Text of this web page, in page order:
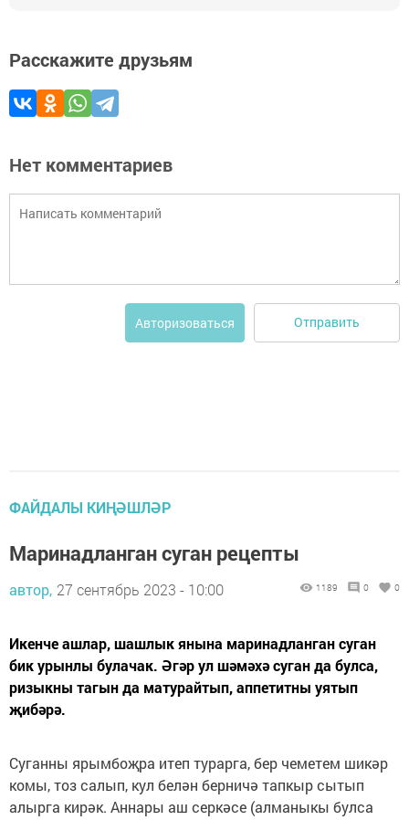
Расскажите друзьям
Нет комментариев
Авторизоваться Отправить
ФАЙДАЛЫ КИҢӘШЛӘР
Маринадланган суган рецепты
автор, 27 сентябрь 2023 - 10:00 1189 0 0
Икенче ашлар, шашлык янына маринадланган суган
бик урынлы булачак. Әгәр ул шәмәхә суган да булса,
ризыкны тагын да матурайтып, аппетитны уятып
җибәрә.
Суганны ярымбоҗра итеп турарга, бер чеметем шикәр
комы, тоз салып, кул белән берничә тапкыр сытып
алырга кирәк. Аннары аш серкәсе (алманыкы булса